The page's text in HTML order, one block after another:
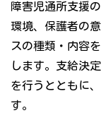
障害児通所支援
環境、保護者の
スの種類・内容
します。支給決
を行うとともに
す。